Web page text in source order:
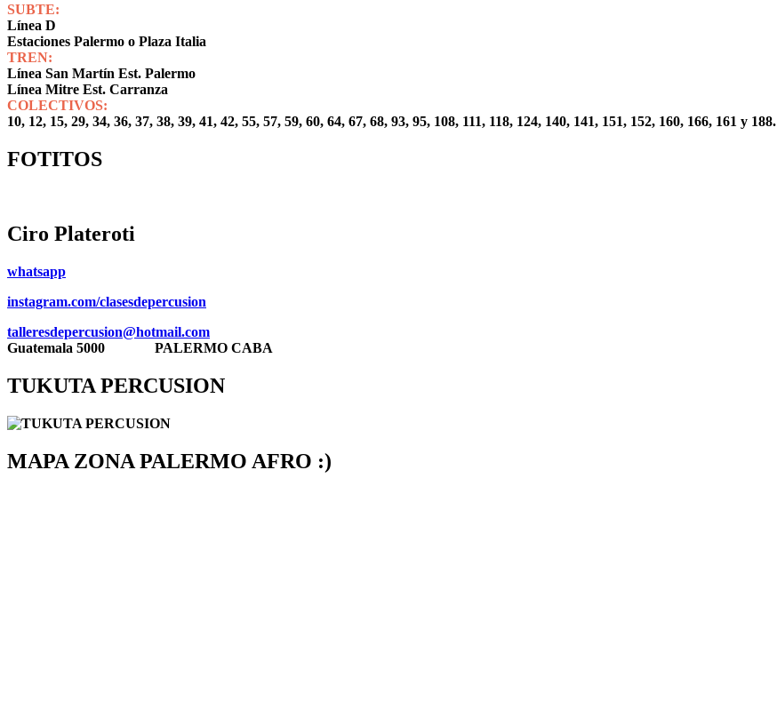
SUBTE:
Línea D
Estaciones Palermo o Plaza Italia
TREN:
Línea San Martín Est. Palermo
Línea Mitre Est. Carranza
COLECTIVOS:
10, 12, 15, 29, 34, 36, 37, 38, 39, 41, 42, 55, 57, 59, 60, 64, 67, 68, 93, 95, 108, 111, 118, 124, 140, 141, 151, 152, 160, 166, 161 y 188.
FOTITOS
Ciro Plateroti
whatsapp
instagram.com/clasesdepercusion
talleresdepercusion@hotmail.com
Guatemala 5000 PALERMO CABA
TUKUTA PERCUSION
MAPA ZONA PALERMO AFRO :)